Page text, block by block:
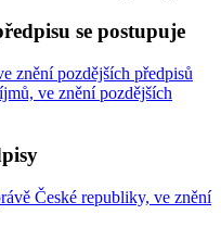
se postupuje
znění pozdějších předpisů
ve znění pozdějších
České republiky, ve znění